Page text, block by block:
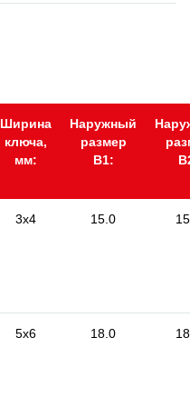
Ширина
ключа,
мм:
Наружный
размер
В1:
3x4 15.0
5x6 18.0